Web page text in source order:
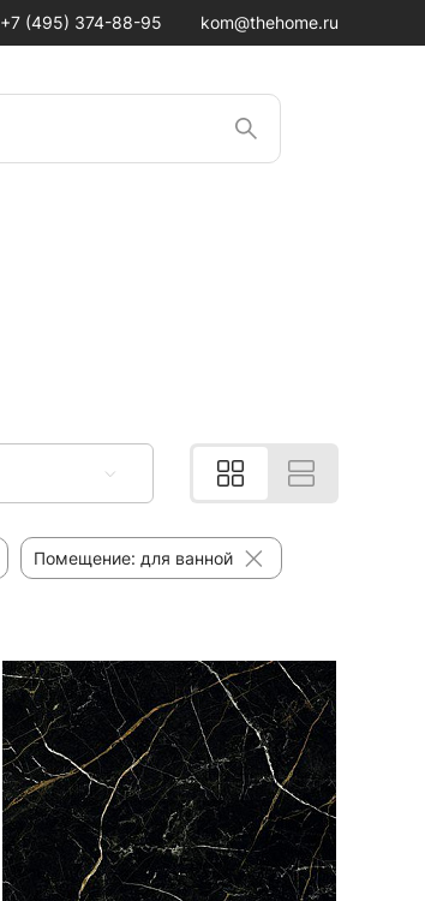
+7 (495) 374-88-95 kom@thehome.ru
Помещение: для ванной